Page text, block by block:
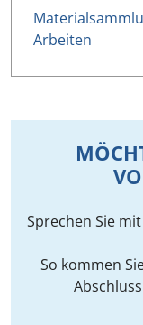
Arbeiten
Sprechen Sie
So kommen